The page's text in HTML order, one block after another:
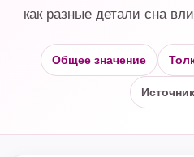
как разные детали сна
Общее значение